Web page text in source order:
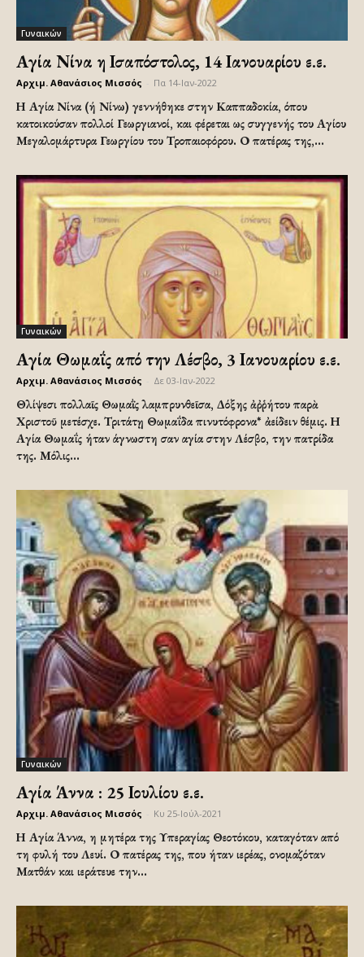
Γυναικών
Αγία Νίνα η Ισαπόστολος, 14 Ιανουαρίου ε.ε.
Αρχιμ. Αθανάσιος Μισσός Πα 14-Ιαν-2022
Η Αγία Νίνα (ή Νίνω) γεννήθηκε στην Καππαδοκία, όπου
κατοικούσαν πολλοί Γεωργιανοί, και φέρεται ως συγγενής του Αγίου
Μεγαλομάρτυρα Γεωργίου του Τροπαιοφόρου. Ο πατέρας της,...
Γυναικών
Αγία Θωμαΐς από την Λέσβο, 3 Ιανουαρίου ε.ε.
Αρχιμ. Αθανάσιος Μισσός Δε 03-Ιαν-2022
Θλίψεσι πολλαῖς Θωμαῒς λαμπρυνθεῖσα, Δόξης ἀῤῥήτου παρὰ
Χριστοῦ μετέσχε. Τριτάτῃ Θωμαΐδα πινυτόφρονα* ἀείδειν θέμις. Η
Αγία Θωμαΐς ήταν άγνωστη σαν αγία στην Λέσβο, την πατρίδα
της. Μόλις...
Γυναικών
Αγία Άννα : 25 Ιουλίου ε.ε.
Αρχιμ. Αθανάσιος Μισσός Κυ 25-Ιούλ-2021
Η Αγία Άννα, η μητέρα της Υπεραγίας Θεοτόκου, καταγόταν από
τη φυλή του Λευί. Ο πατέρας της, που ήταν ιερέας, ονομαζόταν
Ματθάν και ιεράτευε την...